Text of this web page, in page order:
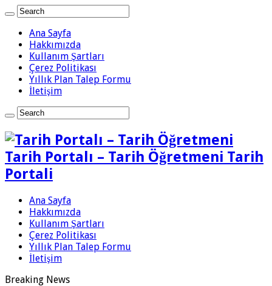
Ana Sayfa
Hakkımızda
Kullanım Şartları
Çerez Politikası
Yıllık Plan Talep Formu
İletişim
Tarih Portalı – Tarih Öğretmeni Tarih
Portali
Ana Sayfa
Hakkımızda
Kullanım Şartları
Çerez Politikası
Yıllık Plan Talep Formu
İletişim
Breaking News